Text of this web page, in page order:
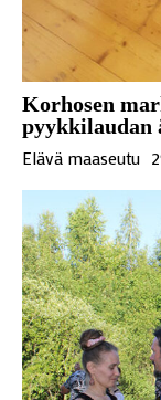
Korhosen
pyykkilaudan
Elävä maaseutu